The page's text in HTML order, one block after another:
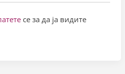
се за да ја видите